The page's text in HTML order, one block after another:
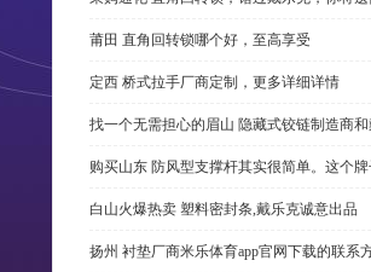
莆田 直角回转锁哪个好，至高享受
定西 桥式拉手厂商定制，更多详细详情
找一个无需担心的眉山 隐藏式铰链制造商
购买山东 防风型支撑杆其实很简单。这个
白山火爆热卖 塑料密封条,戴乐克诚意出品
扬州 衬垫厂商米乐体育app官网下载的联系